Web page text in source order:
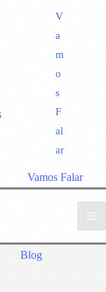
V
a
m
o
s
F
al
ar
Vamos Falar
Blog